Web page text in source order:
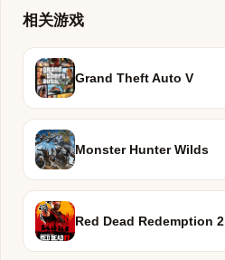
相关游戏
Grand Theft Auto V
Monster Hunter Wilds
Red Dead Redemption 2